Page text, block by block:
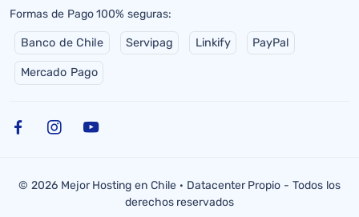
Formas de Pago 100% seguras:
Banco de Chile Servipag Linkify PayPal
Mercado Pago
© 2026 Mejor Hosting en Chile · Datacenter Propio - Todos los
derechos reservados